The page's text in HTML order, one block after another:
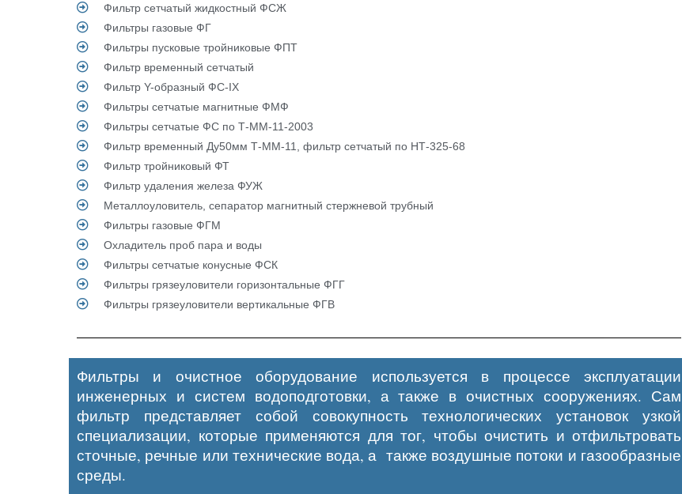
Фильтр сетчатый жидкостный ФСЖ
Фильтры газовые ФГ
Фильтры пусковые тройниковые ФПТ
Фильтр временный сетчатый
Фильтр Y-образный ФС-IX
Фильтры сетчатые магнитные ФМФ
Фильтры сетчатые ФС по Т-ММ-11-2003
Фильтр временный Ду50мм Т-ММ-11, фильтр сетчатый по НТ-325-68
Фильтр тройниковый ФТ
Фильтр удаления железа ФУЖ
Металлоуловитель, сепаратор магнитный стержневой трубный
Фильтры газовые ФГМ
Охладитель проб пара и воды
Фильтры сетчатые конусные ФСК
Фильтры грязеуловители горизонтальные ФГГ
Фильтры грязеуловители вертикальные ФГВ
Фильтры и очистное оборудование используется в процессе эксплуатации
инженерных и систем водоподготовки, а также в очистных сооружениях. Сам
фильтр представляет собой совокупность технологических установок узкой
специализации, которые применяются для тог, чтобы очистить и отфильтровать
сточные, речные или технические вода, а также воздушные потоки и газообразные
среды.